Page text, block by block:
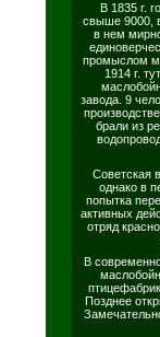
В 1835 г.
свыше 9000,
в нем
промыслом
1914 г.
завода. 9
брали из
Советская
однако в
попытка
активных
отряд
В
Позднее